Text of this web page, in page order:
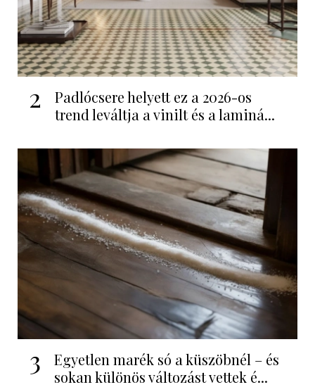
2
Padlócsere helyett ez a 2026-os
trend leváltja a vinilt és a laminá...
3
Egyetlen marék só a küszöbnél – és
sokan különös változást vettek é...